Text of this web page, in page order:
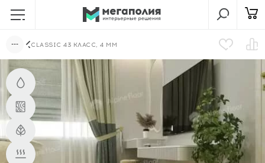
CLASSIC 43 КЛАСС, 4 ММ